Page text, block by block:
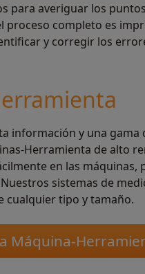
para averiguar los
completo es
y corregir los
información y una
Herramienta de alto
en las máquinas,
sistemas de
cualquier tipo y tamaño.
Máquina-